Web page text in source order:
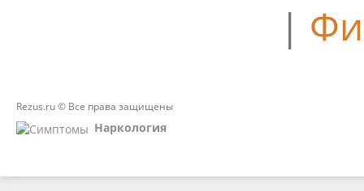
|
Rezus.ru © Все права защищены
Наркология